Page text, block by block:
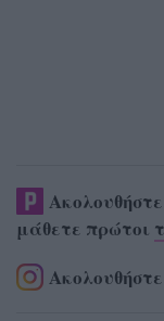
μάθετε πρώτοι